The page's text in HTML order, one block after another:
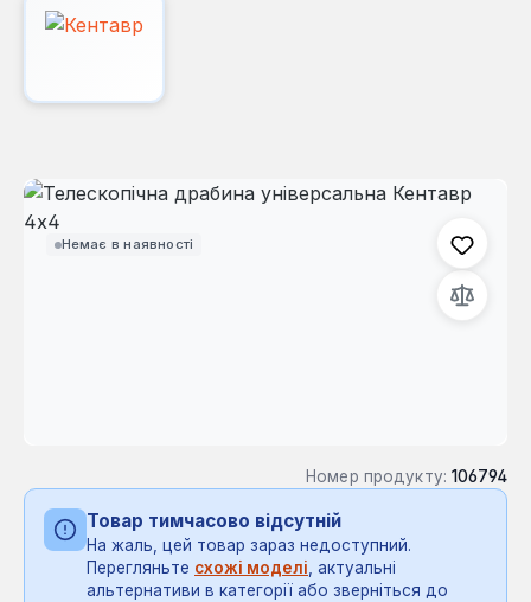
Немає в наявності
Пропустити галерею зображень
Номер продукту: 106794
Товар тимчасово відсутній
На жаль, цей товар зараз недоступний.
Перегляньте схожі моделі, актуальні
альтернативи в категорії або зверніться до